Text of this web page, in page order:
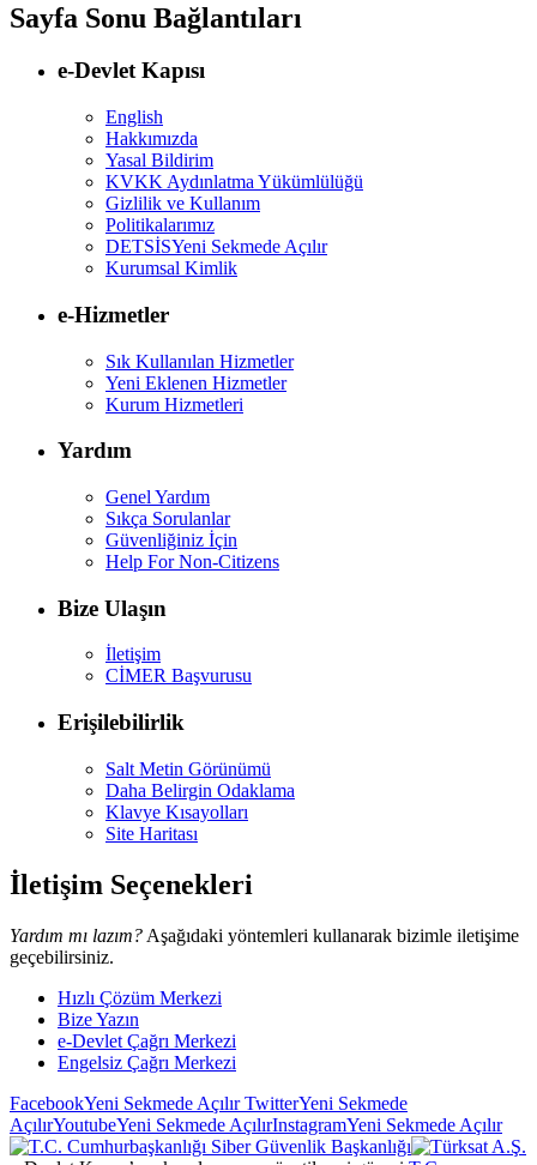
Sayfa Sonu Bağlantıları
e-Devlet Kapısı
English
Hakkımızda
Yasal Bildirim
KVKK Aydınlatma Yükümlülüğü
Gizlilik ve Kullanım
Politikalarımız
DETSİSYeni Sekmede Açılır
Kurumsal Kimlik
e-Hizmetler
Sık Kullanılan Hizmetler
Yeni Eklenen Hizmetler
Kurum Hizmetleri
Yardım
Genel Yardım
Sıkça Sorulanlar
Güvenliğiniz İçin
Help For Non-Citizens
Bize Ulaşın
İletişim
CİMER Başvurusu
Erişilebilirlik
Salt Metin Görünümü
Daha Belirgin Odaklama
Klavye Kısayolları
Site Haritası
İletişim Seçenekleri
Yardım mı lazım? Aşağıdaki yöntemleri kullanarak bizimle iletişime
geçebilirsiniz.
Hızlı Çözüm Merkezi
Bize Yazın
e-Devlet Çağrı Merkezi
Engelsiz Çağrı Merkezi
FacebookYeni Sekmede AçılırTwitterYeni Sekmede
AçılırYoutubeYeni Sekmede AçılırInstagramYeni Sekmede Açılır